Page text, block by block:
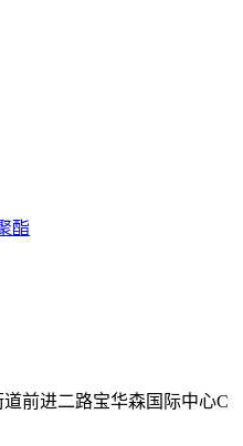
酯
前进二路宝华森国际中心C